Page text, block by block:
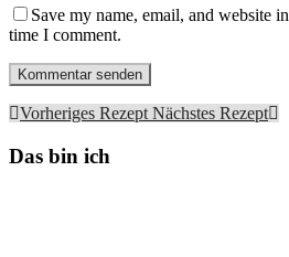
Save my name, email, and website
time I comment.
Vorheriges Rezept Nächstes Rezept
Das bin ich